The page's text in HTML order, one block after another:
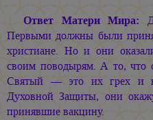
Ответ Матери Мира:
Первыми должны были
христиане. Но и они
своим поводырям. А то, что
Святый — это их грех и
Духовной Защиты, они
принявшие вакцину.